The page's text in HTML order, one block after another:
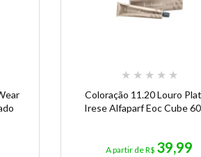
★ ★ ★ ★ ★
Coloração 11.20 Louro
Irese Alfaparf Eoc Cube
A partir de R$ 39,99